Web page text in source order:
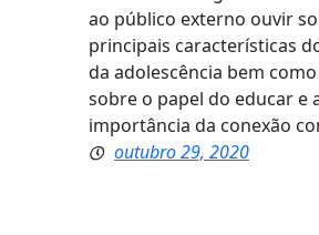
ao público externo ouvir
principais características
da adolescência bem
sobre o papel do educar e
importância da conexão
outubro 29, 2020